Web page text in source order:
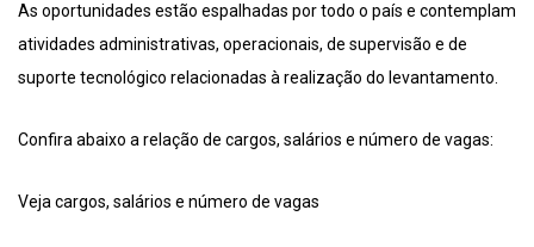
As oportunidades estão espalhadas por todo o país e contemplam
atividades administrativas, operacionais, de supervisão e de
suporte tecnológico relacionadas à realização do levantamento.
Confira abaixo a relação de cargos, salários e número de vagas:
Veja cargos, salários e número de vagas